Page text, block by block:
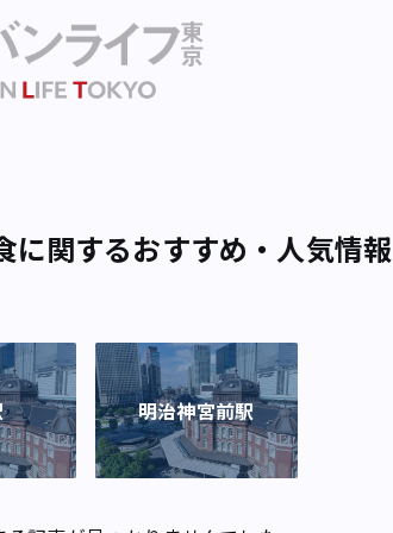
に関するおすすめ・人気情報
明治神宮前駅